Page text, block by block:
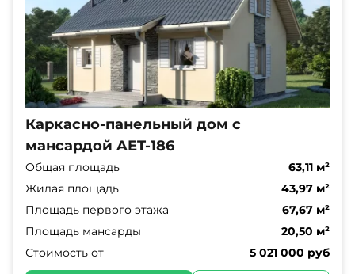
Каркасно-панельный дом с
мансардой AET-186
Общая площадь
63,11 м²
Жилая площадь
43,97 м²
Площадь первого этажа
67,67 м²
Площадь мансарды
20,50 м²
Стоимость от
5 021 000 руб